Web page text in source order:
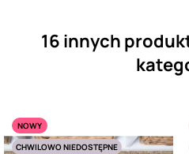
16 innych
NOWY
CHWILOWO NIEDOSTĘPNE